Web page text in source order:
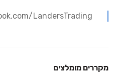
LandersTrading
מקררים מומלצים